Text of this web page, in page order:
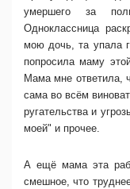
умершего за
Одноклассница
мою дочь, та упала
попросила маму
Мама мне ответила,
сама во всём
ругательства и
моей" и прочее.
А ещё мама эта
смешное, что